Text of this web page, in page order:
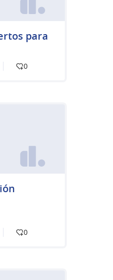
para
0
0